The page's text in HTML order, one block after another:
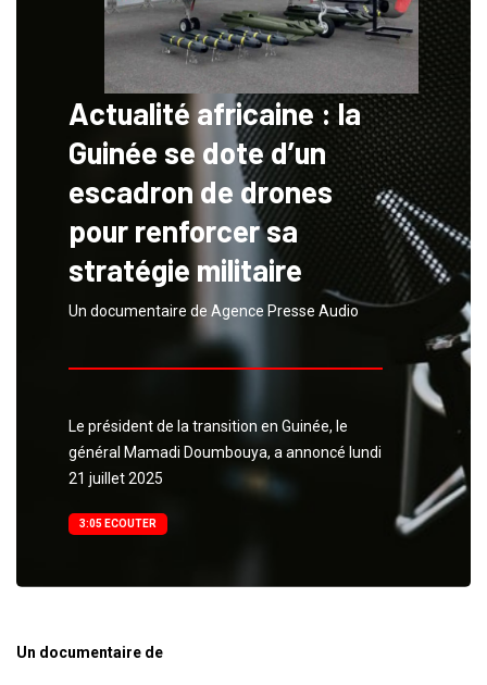
Actualité africaine : la
Guinée se dote d’un
escadron de drones
pour renforcer sa
stratégie militaire
Un documentaire de Agence Presse Audio
​​​​​​​Le président de la transition en Guinée, le
général Mamadi Doumbouya, a annoncé lundi
21 juillet 2025
3:05 ECOUTER
Un documentaire de